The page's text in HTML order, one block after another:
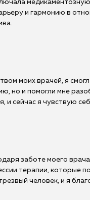
и гармонию в
моих врачей, я
но и помогли мне
сейчас я чувствую
заботе моего
терапии, которые
человек, и я